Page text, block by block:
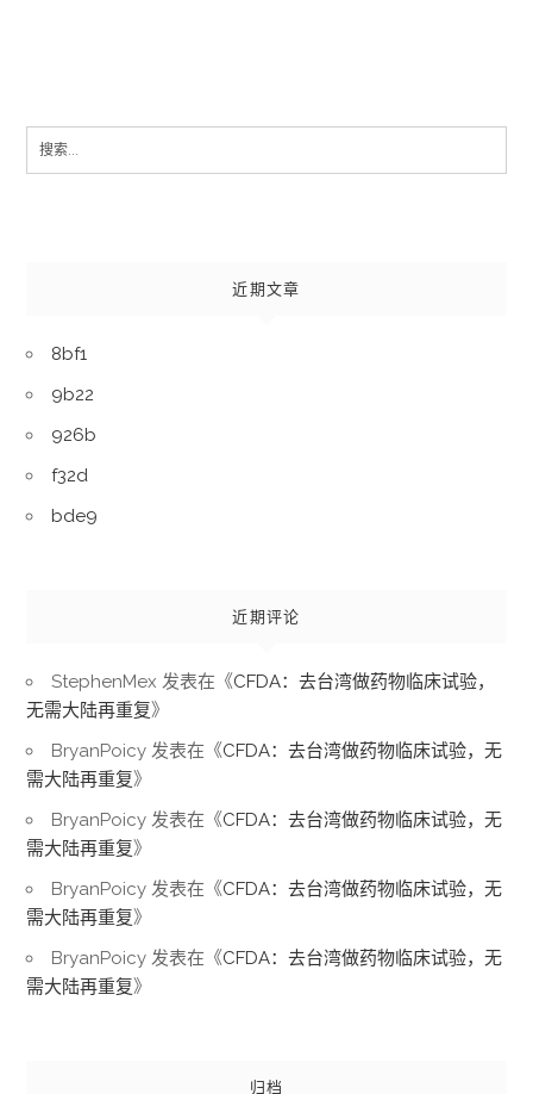
Search
近期文章
8bf1
9b22
926b
f32d
bde9
近期评论
StephenMex 发表在《CFDA：去台湾做药物临床试验，
无需大陆再重复》
BryanPoicy 发表在《CFDA：去台湾做药物临床试验，无
需大陆再重复》
BryanPoicy 发表在《CFDA：去台湾做药物临床试验，无
需大陆再重复》
BryanPoicy 发表在《CFDA：去台湾做药物临床试验，无
需大陆再重复》
BryanPoicy 发表在《CFDA：去台湾做药物临床试验，无
需大陆再重复》
归档